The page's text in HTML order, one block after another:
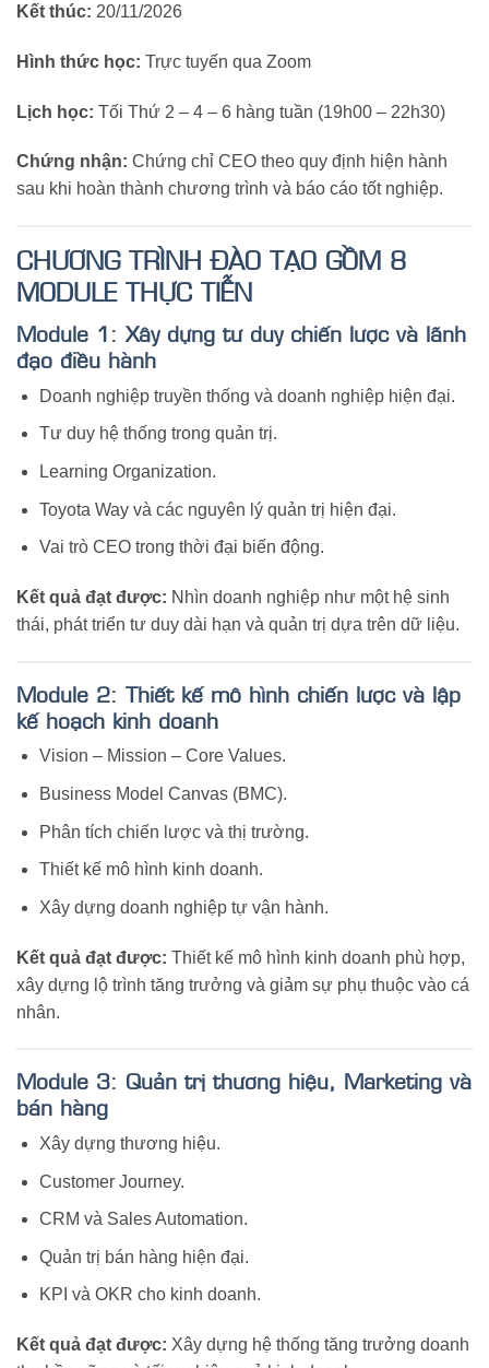
Kết thúc: 20/11/2026
Hình thức học: Trực tuyến qua Zoom
Lịch học: Tối Thứ 2 – 4 – 6 hàng tuần (19h00 – 22h30)
Chứng nhận: Chứng chỉ CEO theo quy định hiện hành
sau khi hoàn thành chương trình và báo cáo tốt nghiệp.
CHƯƠNG TRÌNH ĐÀO TẠO GỒM 8
MODULE THỰC TIỄN
Module 1: Xây dựng tư duy chiến lược và lãnh
đạo điều hành
Doanh nghiệp truyền thống và doanh nghiệp hiện đại.
Tư duy hệ thống trong quản trị.
Learning Organization.
Toyota Way và các nguyên lý quản trị hiện đại.
Vai trò CEO trong thời đại biến động.
Kết quả đạt được: Nhìn doanh nghiệp như một hệ sinh
thái, phát triển tư duy dài hạn và quản trị dựa trên dữ liệu.
Module 2: Thiết kế mô hình chiến lược và lập
kế hoạch kinh doanh
Vision – Mission – Core Values.
Business Model Canvas (BMC).
Phân tích chiến lược và thị trường.
Thiết kế mô hình kinh doanh.
Xây dựng doanh nghiệp tự vận hành.
Kết quả đạt được: Thiết kế mô hình kinh doanh phù hợp,
xây dựng lộ trình tăng trưởng và giảm sự phụ thuộc vào cá
nhân.
Module 3: Quản trị thương hiệu, Marketing và
bán hàng
Xây dựng thương hiệu.
Customer Journey.
CRM và Sales Automation.
Quản trị bán hàng hiện đại.
KPI và OKR cho kinh doanh.
Kết quả đạt được: Xây dựng hệ thống tăng trưởng doanh